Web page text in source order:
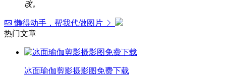
改。
懒得动手，帮我代做图片
热门文章
冰面瑜伽剪影摄影图免费下载